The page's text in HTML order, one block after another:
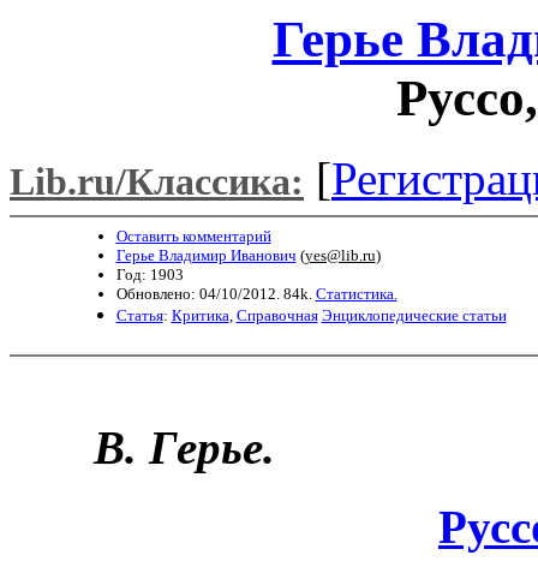
Герье
Lib.ru/Классика: [
Оставить комментарий
Герье Владимир Иванович (yes@lib.ru)
Год: 1903
Обновлено: 04/10/2012. 84k. Статистика.
Статья: Критика Справочная Энциклопедические статьи
В. Герье.